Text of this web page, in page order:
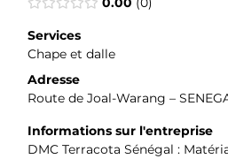
Services
Chape et dalle
Adresse
Route de Joal-Warang –
Informations sur l'entreprise
DMC Terracota Sénégal :